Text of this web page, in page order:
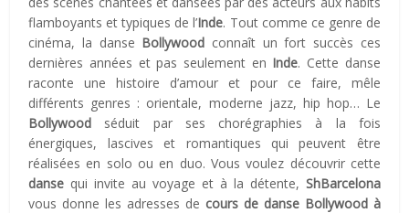
flamboyants et typiques de l’Inde. Tout comme ce genre de
cinéma, la danse Bollywood connaît un fort succès ces
dernières années et pas seulement en Inde. Cette danse
raconte une histoire d’amour et pour ce faire, mêle
différents genres : orientale, moderne jazz, hip hop… Le
Bollywood séduit par ses chorégraphies à la fois
énergiques, lascives et romantiques qui peuvent être
réalisées en solo ou en duo. Vous voulez découvrir cette
danse qui invite au voyage et à la détente, ShBarcelona
vous donne les adresses de cours de danse Bollywood à